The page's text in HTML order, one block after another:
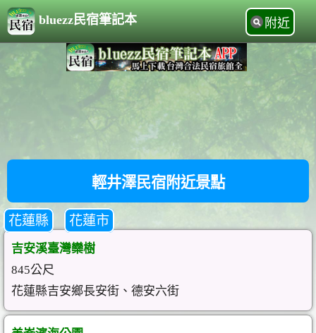
bluezz民宿筆記本 附近
輕井澤民宿附近景點
花蓮縣 花蓮市
吉安溪臺灣欒樹
845公尺
花蓮縣吉安鄉長安街、德安六街